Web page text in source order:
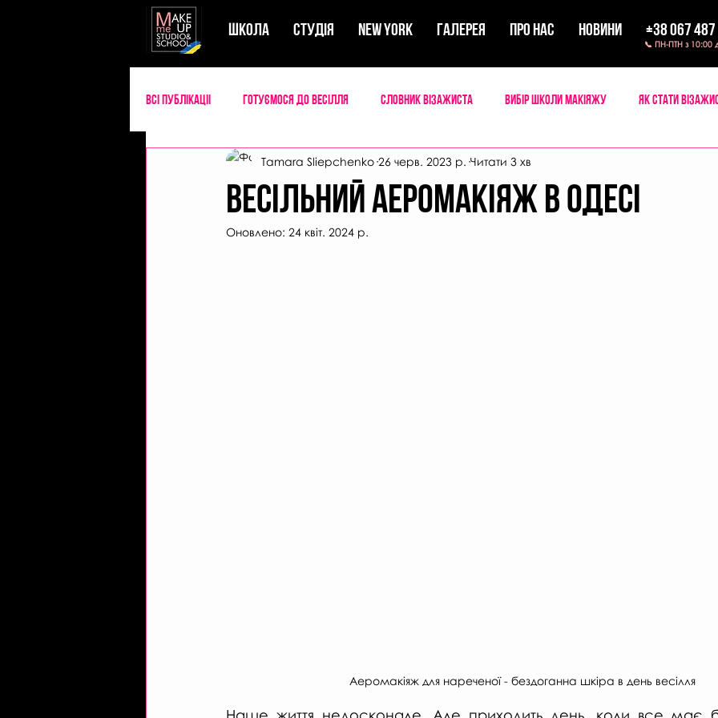
ШКОЛА СТУДIЯ New York ГАЛЕРЕЯ ПРО НАС НОВИНИ +38 067
📞 ПН-ПТН з 10:00
Всі публікаціі Готуємося до весілля Словник візажиста Вибір школи макіяжу Як стати
Успішний майстер б'юті Секрети мейкап Мандри візажиста
Весільний аеромакіяж в Одесі
Tamara Sliepchenko 26 черв. 2023 р. Читати 3 хв
Оновлено: 24 квіт. 2024 р.
Аеромакіяж для нареченої - бездоганна шкіра в день весілля